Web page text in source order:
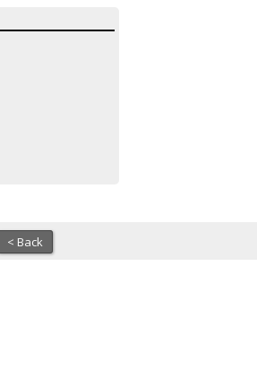
< Back